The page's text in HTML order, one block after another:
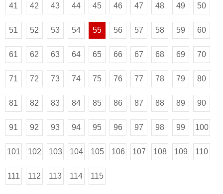
41 42 43 44 45 46 47 48 49 50
51 52 53 54 55 56 57 58 59 60
61 62 63 64 65 66 67 68 69 70
71 72 73 74 75 76 77 78 79 80
81 82 83 84 85 86 87 88 89 90
91 92 93 94 95 96 97 98 99 100
101 102 103 104 105 106 107 108 109 110
111 112 113 114 115